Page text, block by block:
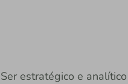
Ser estratégico e